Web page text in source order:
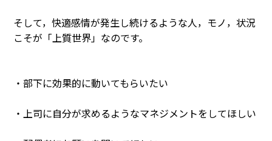
そして，快適感情が発生し続けるような人，モノ，状況
こそが「上質世界」なのです。
・部下に効果的に動いてもらいたい
・上司に自分が求めるようなマネジメントをしてほしい